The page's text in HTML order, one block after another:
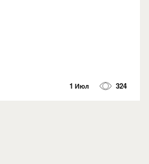
1 Июл 324